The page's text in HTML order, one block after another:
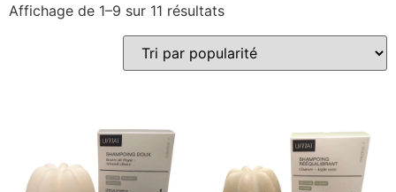
Affichage de 1–9 sur 11 résultats